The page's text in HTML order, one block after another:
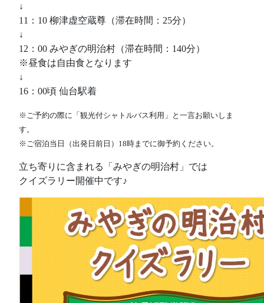
↓
11：10 柳津虚空蔵尊（滞在時間：25分）
↓
12：00 みやぎの明治村（滞在時間：140分）
※昼食は自由食となります
↓
16：00頃 仙台駅着
※ご予約の際に「観光付シャトルバス利用」と一言お願いしま
す。
※ご宿泊当日（出発日前日）18時までに御予約ください。
立ち寄りに含まれる「みやぎの明治村」では
クイズラリー開催中です♪